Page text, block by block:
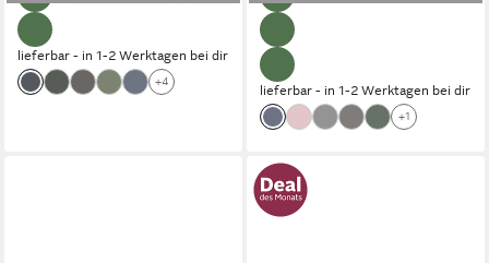
lieferbar - in 1-2 Werktagen bei dir
+4
lieferbar - in 1-2 Werktagen bei dir
+1